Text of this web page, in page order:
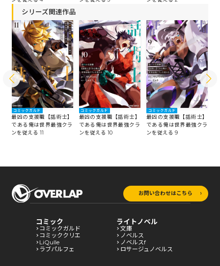
シリーズ関連作品
コミックガルド
最凶の支援職【話術士】
である俺は世界最強クラ
ンを従える 11
コミックガルド
最凶の支援職【話術士】
である俺は世界最強クラ
ンを従える 10
コミックガルド
最凶の支援職【話術士】
である俺は世界最強クラ
ンを従える 9
お問い合わせはこちら
コミック
コミックガルド
コミッククリエ
LiQulle
ラブパルフェ
ライトノベル
文庫
ノベルス
ノベルスf
ロサージュノベルス